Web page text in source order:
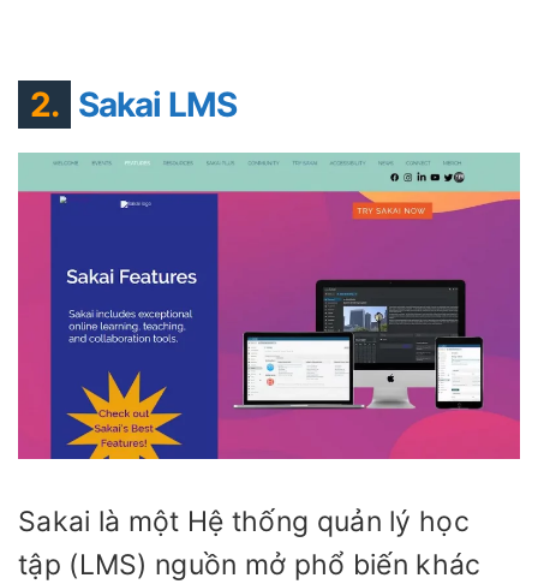
2. Sakai LMS
Sakai là một Hệ thống quản lý học
tập (LMS) nguồn mở phổ biến khác